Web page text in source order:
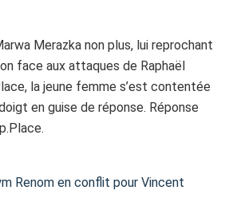
Merazka non plus, lui reprochant
face aux attaques de Raphaël
la jeune femme s’est contentée
en guise de réponse. Réponse
Renom en conflit pour Vincent